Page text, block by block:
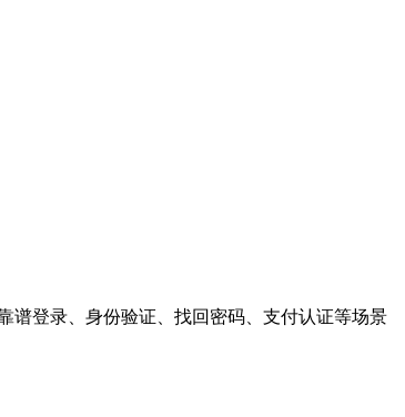
谱登录、身份验证、找回密码、支付认证等场景